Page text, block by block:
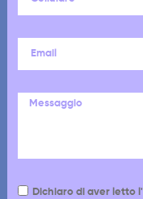
Dichiaro di aver letto